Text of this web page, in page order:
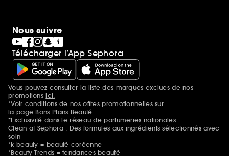
Nous suivre
Télécharger l’App Sephora
Mentions additionnelles
Vous pouvez consulter la liste des marques exclues de nos
promotionsici.
*Voir conditions de nos offres promotionnelles sur
la page Bons Plans Beauté.
*Exclusivité dans le réseau de parfumeries nationales.
Clean at Sephora : Des formules aux ingrédients sélectionnés avec
soin
*k-beauty = beauté coréenne
*Beauty Trends = tendances beauté